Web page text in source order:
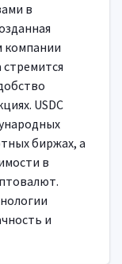
в
компании
USDC
биржах, а
в
и